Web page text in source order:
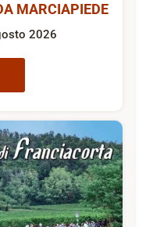
MARCIAPIEDE
2026